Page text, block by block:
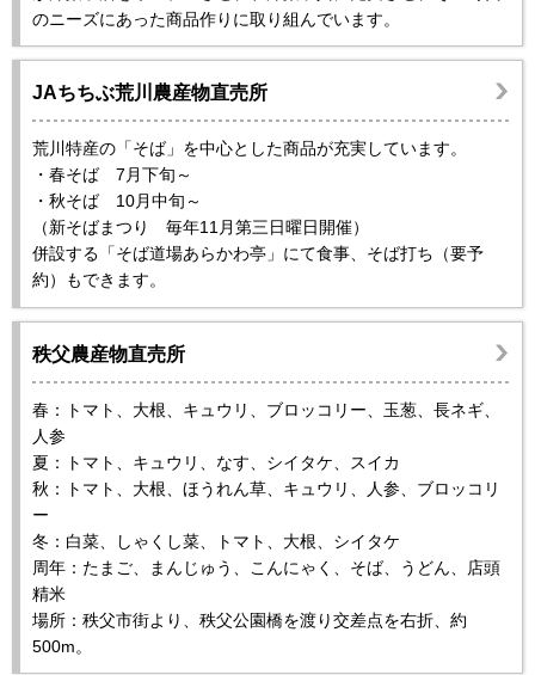
のニーズにあった商品作りに取り組んでいます。
JAちちぶ荒川農産物直売所
荒川特産の「そば」を中心とした商品が充実しています。
・春そば 7月下旬～
・秋そば 10月中旬～
（新そばまつり 毎年11月第三日曜日開催）
併設する「そば道場あらかわ亭」にて食事、そば打ち（要予
約）もできます。
秩父農産物直売所
春：トマト、大根、キュウリ、ブロッコリー、玉葱、長ネギ、
人参
夏：トマト、キュウリ、なす、シイタケ、スイカ
秋：トマト、大根、ほうれん草、キュウリ、人参、ブロッコリ
ー
冬：白菜、しゃくし菜、トマト、大根、シイタケ
周年：たまご、まんじゅう、こんにゃく、そば、うどん、店頭
精米
場所：秩父市街より、秩父公園橋を渡り交差点を右折、約
500m。